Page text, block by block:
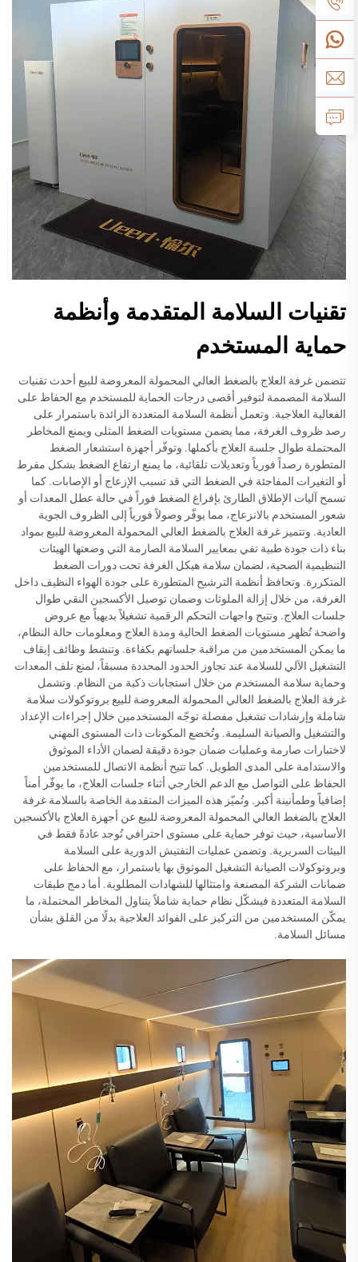
تقنيات السلامة المتقدمة وأنظمة
حماية المستخدم
تتضمن غرفة العلاج بالضغط العالي المحمولة المعروضة للبيع أحدث تقنيات
السلامة المصممة لتوفير أقصى درجات الحماية للمستخدم مع الحفاظ على
الفعالية العلاجية. وتعمل أنظمة السلامة المتعددة الزائدة باستمرار على
رصد ظروف الغرفة، مما يضمن مستويات الضغط المثلى ويمنع المخاطر
المحتملة طوال جلسة العلاج بأكملها. وتوفّر أجهزة استشعار الضغط
المتطورة رصداً فورياً وتعديلات تلقائية، ما يمنع ارتفاع الضغط بشكل مفرط
أو التغيرات المفاجئة في الضغط التي قد تسبب الإزعاج أو الإصابات. كما
تسمح آليات الإطلاق الطارئ بإفراغ الضغط فوراً في حالة عطل المعدات أو
شعور المستخدم بالانزعاج، مما يوفّر وصولاً فورياً إلى الظروف الجوية
العادية. وتتميز غرفة العلاج بالضغط العالي المحمولة المعروضة للبيع بمواد
بناء ذات جودة طبية تفي بمعايير السلامة الصارمة التي وضعتها الهيئات
التنظيمية الصحية، لضمان سلامة هيكل الغرفة تحت دورات الضغط
المتكررة. وتحافظ أنظمة الترشيح المتطورة على جودة الهواء النظيف داخل
الغرفة، من خلال إزالة الملوثات وضمان توصيل الأكسجين النقي طوال
جلسات العلاج. وتتيح واجهات التحكم الرقمية تشغيلاً بديهياً مع عروض
واضحة تُظهر مستويات الضغط الحالية ومدة العلاج ومعلومات حالة النظام،
ما يمكن المستخدمين من مراقبة جلساتهم بكفاءة. وتنشط وظائف إيقاف
التشغيل الآلي للسلامة عند تجاوز الحدود المحددة مسبقاً، لمنع تلف المعدات
وحماية سلامة المستخدم من خلال استجابات ذكية من النظام. وتشمل
غرفة العلاج بالضغط العالي المحمولة المعروضة للبيع بروتوكولات سلامة
شاملة وإرشادات تشغيل مفصلة توجّه المستخدمين خلال إجراءات الإعداد
والتشغيل والصيانة السليمة. وتُخضع المكونات ذات المستوى المهني
لاختبارات صارمة وعمليات ضمان جودة دقيقة لضمان الأداء الموثوق
والاستدامة على المدى الطويل. كما تتيح أنظمة الاتصال للمستخدمين
الحفاظ على التواصل مع الدعم الخارجي أثناء جلسات العلاج، ما يوفّر أمناً
إضافياً وطمأنينة أكبر. وتُميّز هذه الميزات المتقدمة الخاصة بالسلامة غرفة
العلاج بالضغط العالي المحمولة المعروضة للبيع عن أجهزة العلاج بالأكسجين
الأساسية، حيث توفر حماية على مستوى احترافي تُوجد عادةً فقط في
البيئات السريرية. وتضمن عمليات التفتيش الدورية على السلامة
وبروتوكولات الصيانة التشغيل الموثوق بها باستمرار، مع الحفاظ على
ضمانات الشركة المصنعة وامتثالها للشهادات المطلوبة. أما دمج طبقات
السلامة المتعددة فيشكّل نظام حماية شاملاً يتناول المخاطر المحتملة، ما
يمكّن المستخدمين من التركيز على الفوائد العلاجية بدلًا من القلق بشأن
مسائل السلامة.